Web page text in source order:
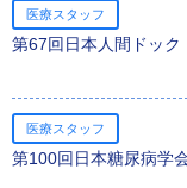
医療スタッフ
第67回日本人間ドッ
医療スタッフ
第100回日本糖尿病学